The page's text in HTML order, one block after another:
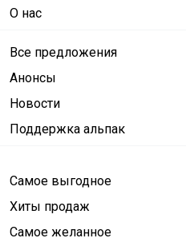
О нас
Все предложения
Анонсы
Новости
Поддержка альпак
Самое выгодное
Хиты продаж
Самое желанное